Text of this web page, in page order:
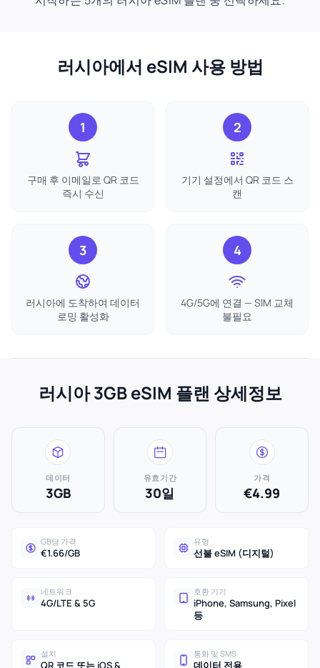
러시아에서 eSIM 사용 방법
1
구매 후 이메일로 QR 코드
즉시 수신
2
기기 설정에서 QR 코드 스
캔
3
러시아에 도착하여 데이터
로밍 활성화
4
4G/5G에 연결 — SIM 교체
불필요
러시아 3GB eSIM 플랜 상세정보
데이터
3GB
유효기간
30일
가격
€4.99
GB당 가격
€1.66/GB
유형
선불 eSIM (디지털)
네트워크
4G/LTE & 5G
호환 기기
iPhone, Samsung, Pixel
등
설치
QR 코드 또는 iOS &
통화 및 SMS
데이터 전용